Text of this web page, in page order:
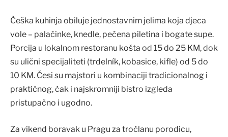
Češka kuhinja obiluje jednostavnim jelima koja djeca
vole – palačinke, knedle, pečena piletina i bogate supe.
Porcija u lokalnom restoranu košta od 15 do 25 KM, dok
su ulični specijaliteti (trdelník, kobasice, kifle) od 5 do
10 KM. Česi su majstori u kombinaciji tradicionalnog i
praktičnog, čak i najskromniji bistro izgleda
pristupačno i ugodno.
Za vikend boravak u Pragu za tročlanu porodicu,